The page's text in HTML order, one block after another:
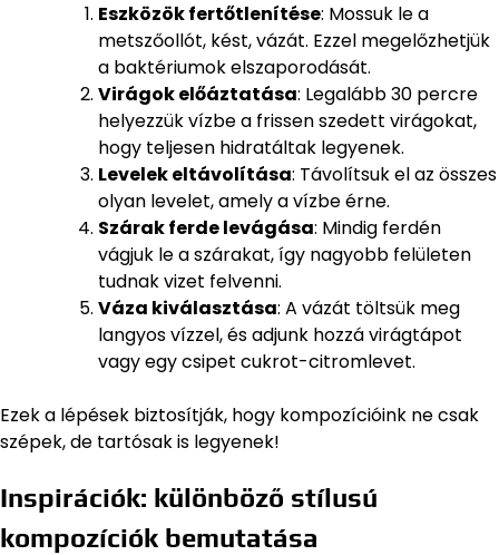
Eszközök fertőtlenítése: Mossuk le a
metszőollót, kést, vázát. Ezzel megelőzhetjük
a baktériumok elszaporodását.
Virágok előáztatása: Legalább 30 percre
helyezzük vízbe a frissen szedett virágokat,
hogy teljesen hidratáltak legyenek.
Levelek eltávolítása: Távolítsuk el az összes
olyan levelet, amely a vízbe érne.
Szárak ferde levágása: Mindig ferdén
vágjuk le a szárakat, így nagyobb felületen
tudnak vizet felvenni.
Váza kiválasztása: A vázát töltsük meg
langyos vízzel, és adjunk hozzá virágtápot
vagy egy csipet cukrot-citromlevet.
Ezek a lépések biztosítják, hogy kompozícióink ne csak
szépek, de tartósak is legyenek!
Inspirációk: különböző stílusú
kompozíciók bemutatása